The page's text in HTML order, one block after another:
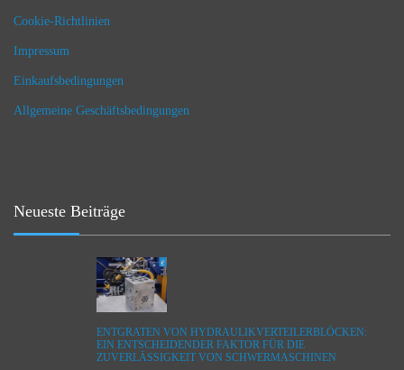
Cookie-Richtlinien
Impressum
Einkaufsbedingungen
Allgemeine Geschäftsbedingungen
Neueste Beiträge
ENTGRATEN VON HYDRAULIKVERTEILERBLÖCKEN:
EIN ENTSCHEIDENDER FAKTOR FÜR DIE
ZUVERLÄSSIGKEIT VON SCHWERMASCHINEN